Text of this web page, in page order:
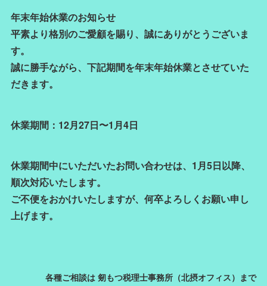
年末年始休業のお知らせ
平素より格別のご愛顧を賜り、誠にありがとうございま
す。
誠に勝手ながら、下記期間を年末年始休業とさせていた
だきます。
休業期間：12月27日〜1月4日
休業期間中にいただいたお問い合わせは、1月5日以降、
順次対応いたします。
ご不便をおかけいたしますが、何卒よろしくお願い申し
上げます。
各種ご相談は 剱もつ税理士事務所（北摂オフィス）まで